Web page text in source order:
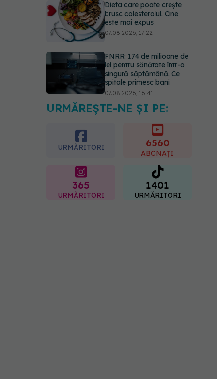
Dieta care poate crește
brusc colesterolul. Cine
este mai expus
07.08.2026, 17:22
PNRR: 174 de milioane de
lei pentru sănătate într-o
singură săptămână. Ce
spitale primesc bani
07.08.2026, 16:41
Ce spune culoarea ta
preferată despre vârsta
pe care o ai. Care este
"codul cromatic" al
URMĂREȘTE-NE ȘI PE:
URMĂRITORI 6560
ABONAȚI
365
URMĂRITORI
1401
URMĂRITORI